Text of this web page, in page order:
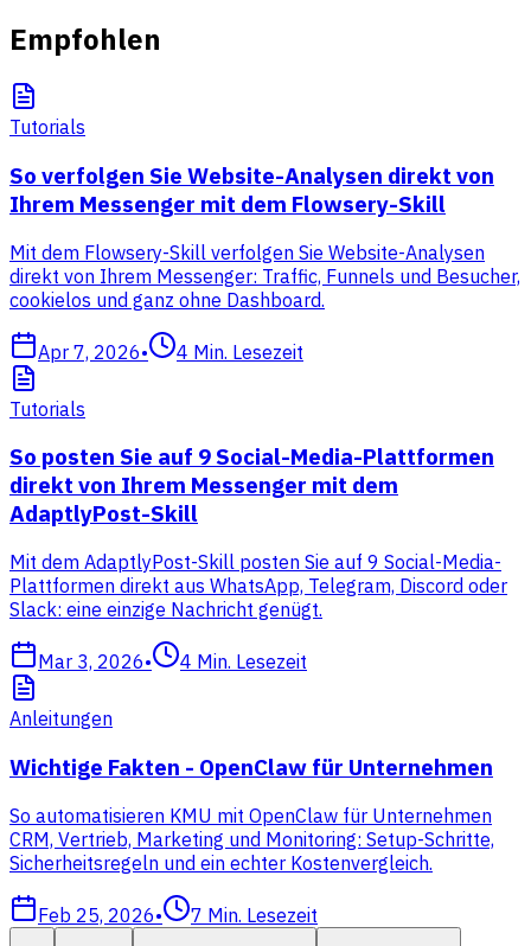
Empfohlen
Tutorials
So verfolgen Sie Website-Analysen direkt von
Ihrem Messenger mit dem Flowsery-Skill
Mit dem Flowsery-Skill verfolgen Sie Website-Analysen
direkt von Ihrem Messenger: Traffic, Funnels und Besucher,
cookielos und ganz ohne Dashboard.
Apr 7, 2026• 4 Min. Lesezeit
Tutorials
So posten Sie auf 9 Social-Media-Plattformen
direkt von Ihrem Messenger mit dem
AdaptlyPost-Skill
Mit dem AdaptlyPost-Skill posten Sie auf 9 Social-Media-
Plattformen direkt aus WhatsApp, Telegram, Discord oder
Slack: eine einzige Nachricht genügt.
Mar 3, 2026• 4 Min. Lesezeit
Anleitungen
Wichtige Fakten - OpenClaw für Unternehmen
So automatisieren KMU mit OpenClaw für Unternehmen
CRM, Vertrieb, Marketing und Monitoring: Setup-Schritte,
Sicherheitsregeln und ein echter Kostenvergleich.
Feb 25, 2026• 7 Min. Lesezeit